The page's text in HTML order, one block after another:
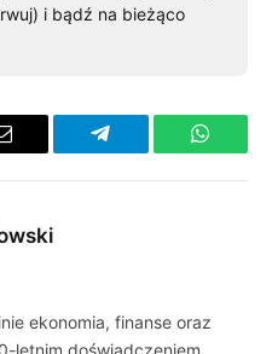
i bądź na bieżąco
Email Telegram
ekonomia, finanse oraz
letnim doświadczeniem.